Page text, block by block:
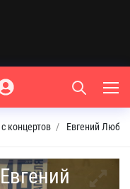
концертов Евгений